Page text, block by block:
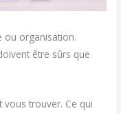
ou organisation.
être sûrs que
vous trouver. Ce qui